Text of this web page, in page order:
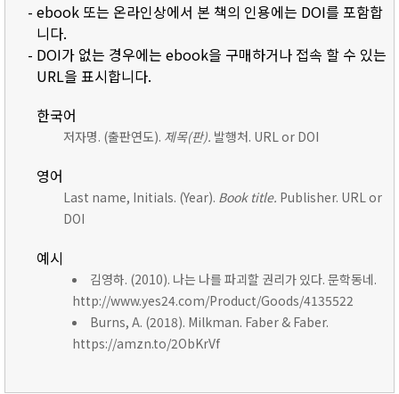
- ebook 또는 온라인상에서 본 책의 인용에는 DOI를 포함합
니다.
- DOI가 없는 경우에는 ebook을 구매하거나 접속 할 수 있는
URL을 표시합니다.
한국어
저자명. (출판연도). 제목(판). 발행처. URL or DOI
영어
Last name, Initials. (Year). Book title. Publisher. URL or
DOI
예시
김영하. (2010). 나는 나를 파괴할 권리가 있다. 문학동네.
http://www.yes24.com/Product/Goods/4135522
Burns, A. (2018). Milkman. Faber & Faber.
https://amzn.to/2ObKrVf